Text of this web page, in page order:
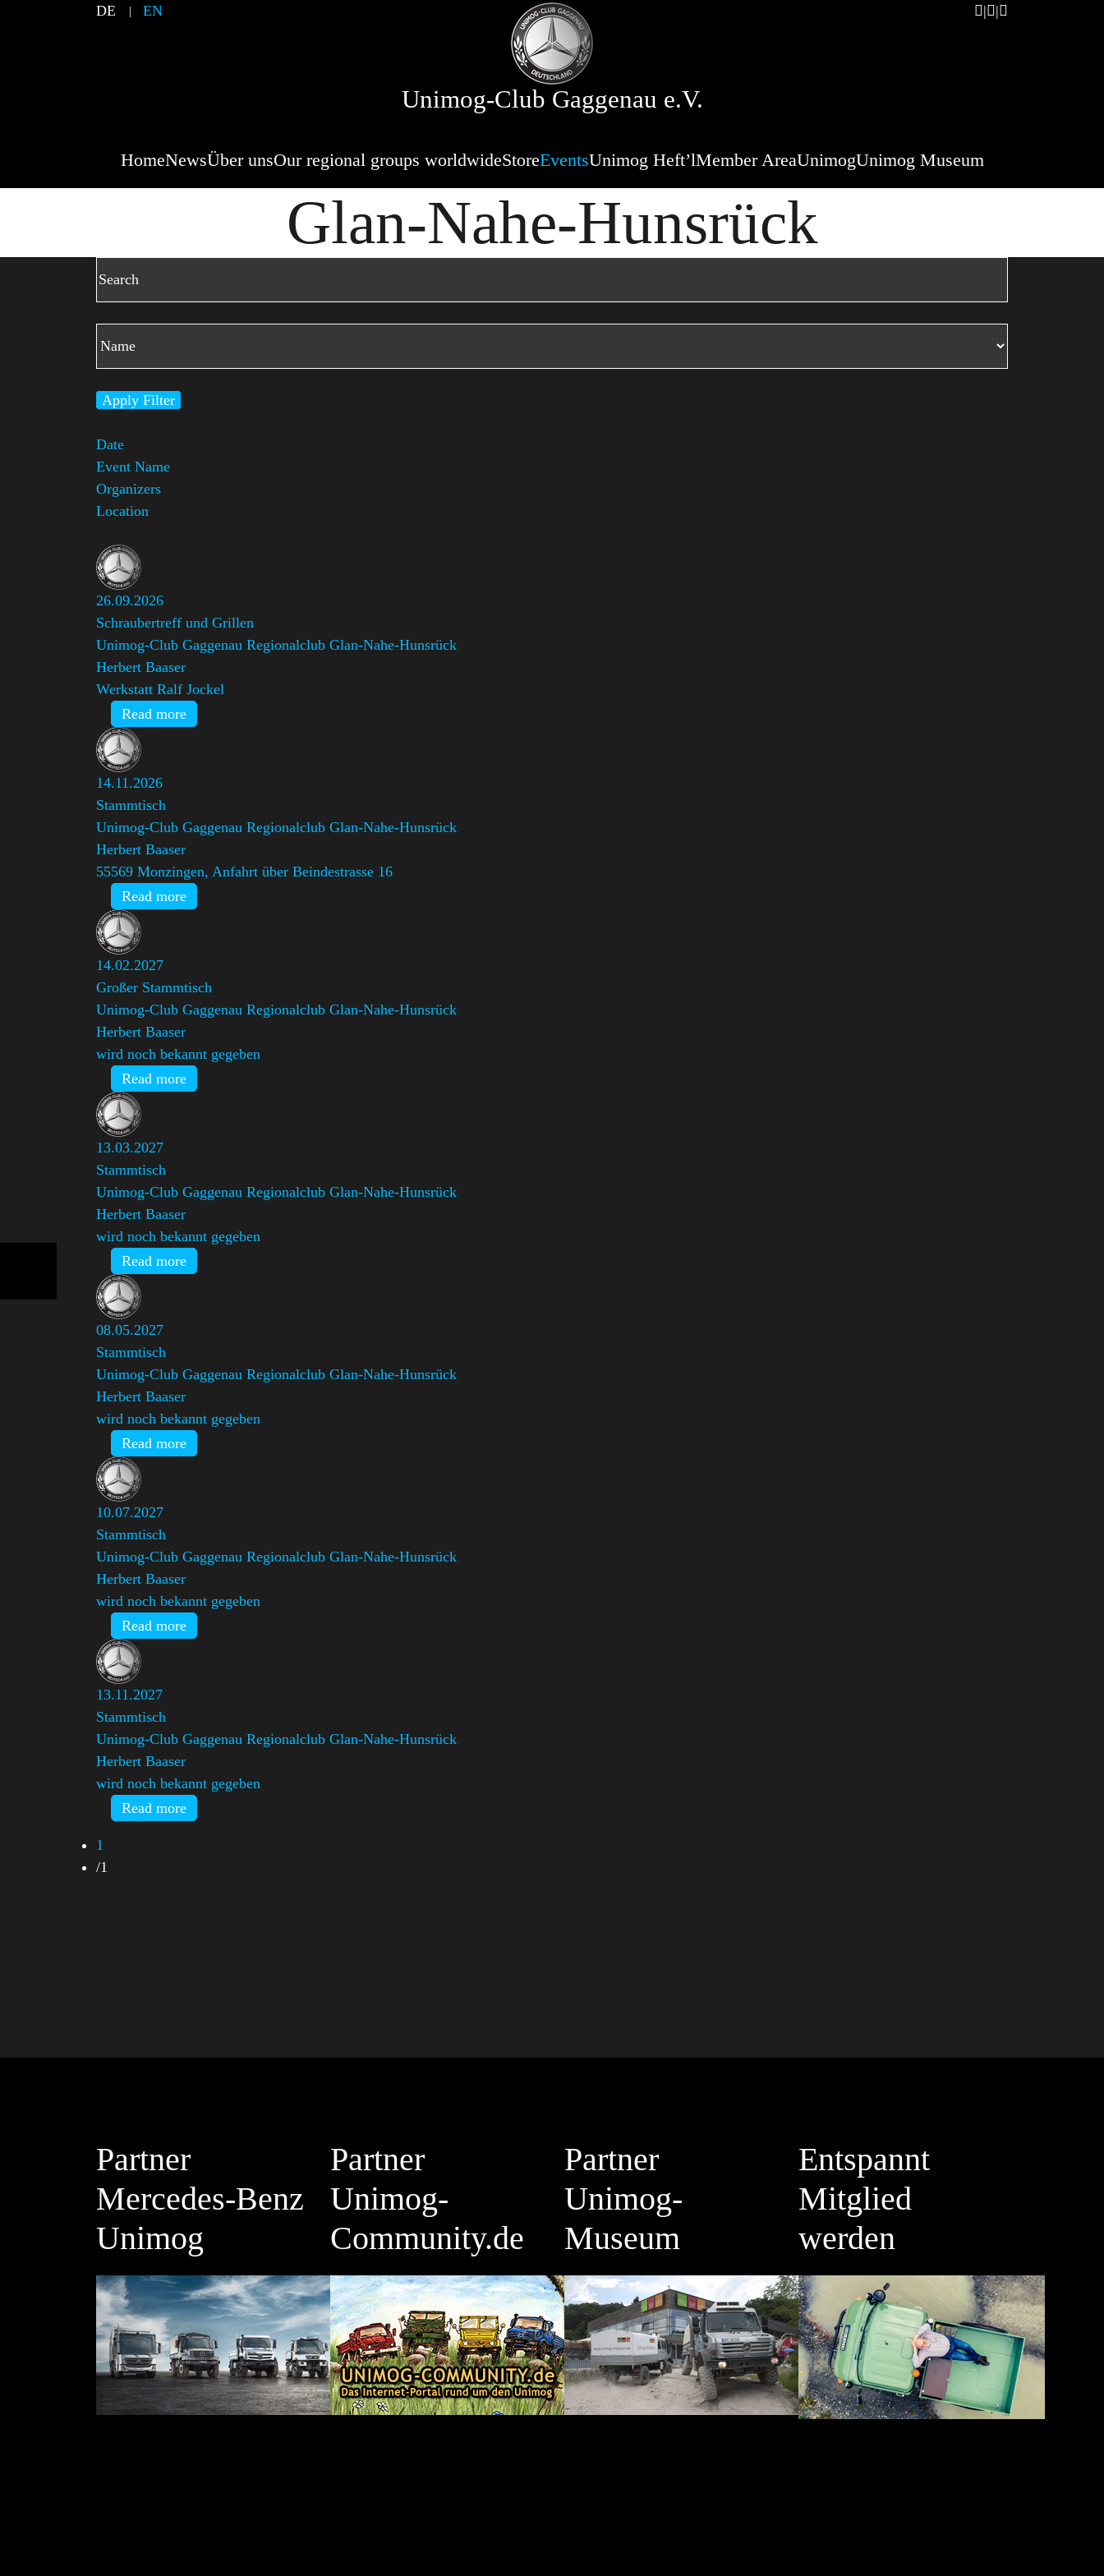
DE EN
Unimog-Club Gaggenau e.V.
HomeNewsÜber unsOur regional groups worldwideStoreEventsUnimog Heft’lMember AreaUnimogUnimog Museum
Glan-Nahe-Hunsrück
Apply Filter
Date
Event Name
Organizers
Location
26.09.2026
Schraubertreff und Grillen
Unimog-Club Gaggenau Regionalclub Glan-Nahe-Hunsrück
Herbert Baaser
Werkstatt Ralf Jockel
Read more
14.11.2026
Stammtisch
Unimog-Club Gaggenau Regionalclub Glan-Nahe-Hunsrück
Herbert Baaser
55569 Monzingen, Anfahrt über Beindestrasse 16
Read more
14.02.2027
Großer Stammtisch
Unimog-Club Gaggenau Regionalclub Glan-Nahe-Hunsrück
Herbert Baaser
wird noch bekannt gegeben
Read more
13.03.2027
Stammtisch
Unimog-Club Gaggenau Regionalclub Glan-Nahe-Hunsrück
Herbert Baaser
wird noch bekannt gegeben
Read more
08.05.2027
Stammtisch
Unimog-Club Gaggenau Regionalclub Glan-Nahe-Hunsrück
Herbert Baaser
wird noch bekannt gegeben
Read more
10.07.2027
Stammtisch
Unimog-Club Gaggenau Regionalclub Glan-Nahe-Hunsrück
Herbert Baaser
wird noch bekannt gegeben
Read more
13.11.2027
Stammtisch
Unimog-Club Gaggenau Regionalclub Glan-Nahe-Hunsrück
Herbert Baaser
wird noch bekannt gegeben
Read more
1
/1
Partner
Mercedes-Benz
Unimog
Partner
Unimog-
Community.de
Partner
Unimog-
Museum
Entspannt
Mitglied
werden